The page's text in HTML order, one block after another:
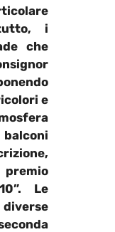
i
che
e
premio
Le